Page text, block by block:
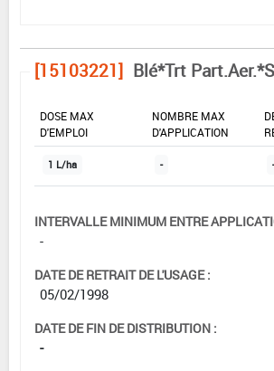
[15103221] Blé*Trt
DOSE MAX
D'EMPLOI
NOMBRE MAX
D'APPLICATION
1 L/ha - -
INTERVALLE MINIMUM ENTRE
-
DATE DE RETRAIT DE L'USAGE :
05/02/1998
DATE DE FIN DE DISTRIBUTION :
-